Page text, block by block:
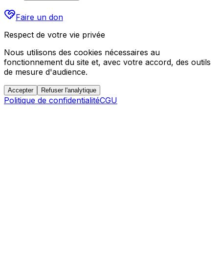
Faire un don
Respect de votre vie privée
Nous utilisons des cookies nécessaires au
fonctionnement du site et, avec votre accord, des outils
de mesure d'audience.
Accepter Refuser l'analytique
Politique de confidentialitéCGU